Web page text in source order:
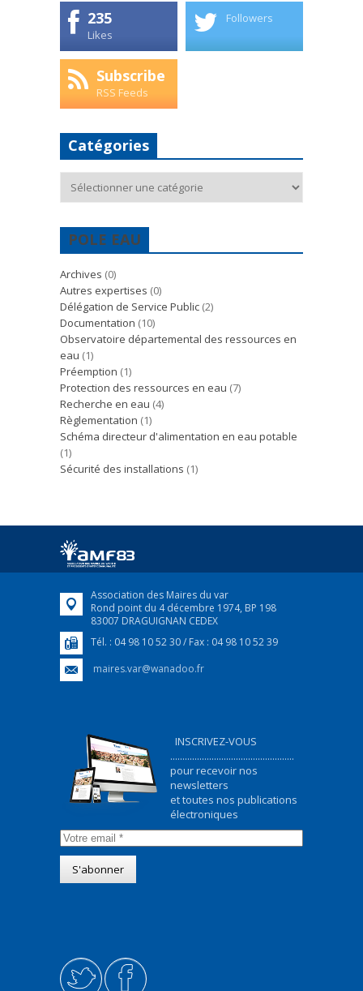
235
Likes
Followers
Subscribe
RSS Feeds
Catégories
POLE EAU
Archives (0)
Autres expertises (0)
Délégation de Service Public (2)
Documentation (10)
Observatoire départemental des ressources en
eau (1)
Préemption (1)
Protection des ressources en eau (7)
Recherche en eau (4)
Règlementation (1)
Schéma directeur d'alimentation en eau potable
(1)
Sécurité des installations (1)
Association des Maires du var
Rond point du 4 décembre 1974, BP 198
83007 DRAGUIGNAN CEDEX
Tél. : 04 98 10 52 30 / Fax : 04 98 10 52 39
maires.var@wanadoo.fr
INSCRIVEZ-VOUS
...................................................
pour recevoir nos
newsletters
et toutes nos publications
électroniques